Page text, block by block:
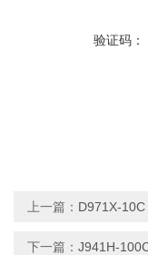
验证码：
上一篇： D971X-
下一篇： J941H-